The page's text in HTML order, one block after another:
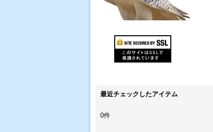
最近チェックしたアイテム
0件